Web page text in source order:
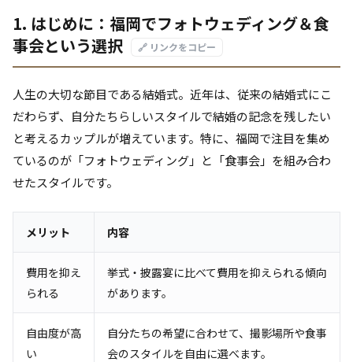
1. はじめに：福岡でフォトウェディング＆食
事会という選択
🔗 リンクをコピー
人生の大切な節目である結婚式。近年は、従来の結婚式にこ
だわらず、自分たちらしいスタイルで結婚の記念を残したい
と考えるカップルが増えています。特に、福岡で注目を集め
ているのが「フォトウェディング」と「食事会」を組み合わ
せたスタイルです。
メリット 内容
費用を抑え
られる
挙式・披露宴に比べて費用を抑えられる傾向
があります。
自由度が高
い
自分たちの希望に合わせて、撮影場所や食事
会のスタイルを自由に選べます。